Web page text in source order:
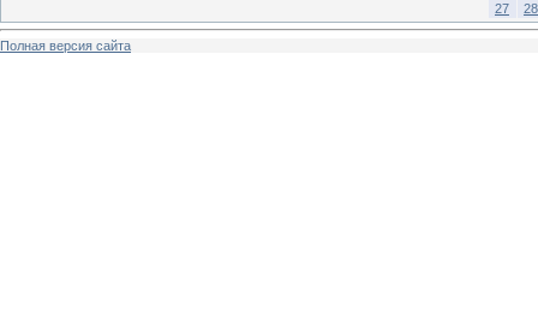
27 28
Полная версия сайта